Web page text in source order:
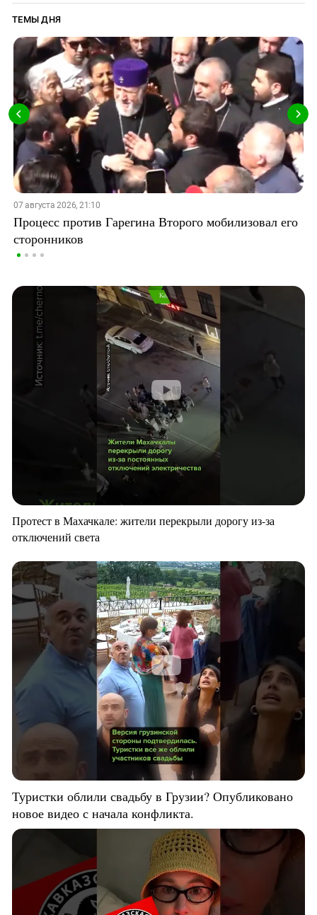
ТЕМЫ ДНЯ
07 августа 2026, 21:10
Процесс против Гарегина Второго мобилизовал его
сторонников
Протест в Махачкале: жители перекрыли дорогу из-за
отключений света
Туристки облили свадьбу в Грузии? Опубликовано
новое видео с начала конфликта.